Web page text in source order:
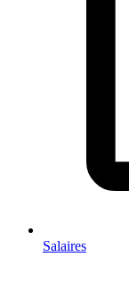
Salaires